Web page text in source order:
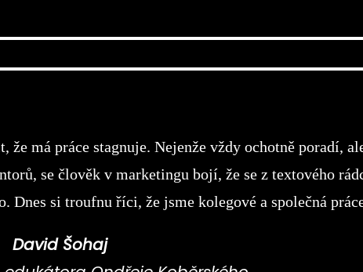
má práce stagnuje. Nejenže vždy ochotně poradí,
se člověk v marketingu bojí, že se z textového
Dnes si troufnu říci, že jsme kolegové a společná
David Šohaj